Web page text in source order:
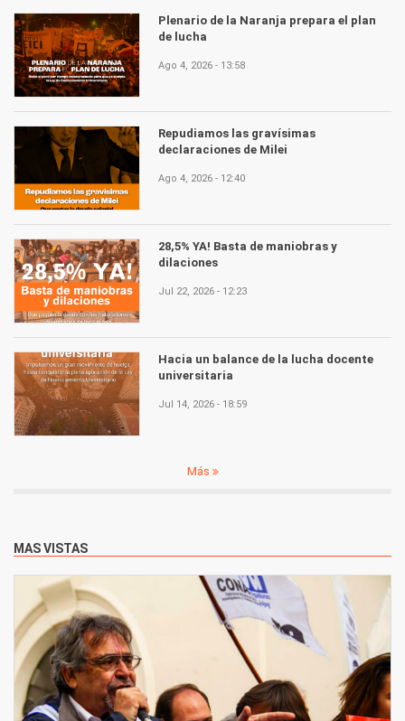
Plenario de la Naranja prepara el plan
de lucha
Ago 4, 2026 - 13:58
Repudiamos las gravísimas
declaraciones de Milei
Ago 4, 2026 - 12:40
28,5% YA! Basta de maniobras y
dilaciones
Jul 22, 2026 - 12:23
Hacia un balance de la lucha docente
universitaria
Jul 14, 2026 - 18:59
Más
MAS VISTAS